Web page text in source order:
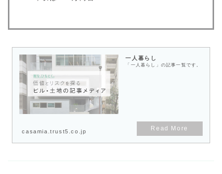
一人暮らし
「一人暮らし」の記事一覧です。
casamia.trust5.co.jp